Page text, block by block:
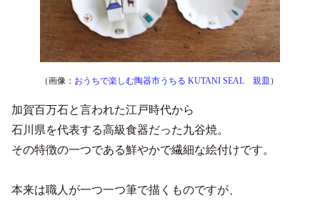
（画像： おうちで楽しむ陶器市うちる KUTANI SEAL 親皿 ）
加賀百万石と言われた江戸時代から
石川県を代表する高級食器だった九谷焼。
その特徴の一つである鮮やかで繊細な絵付けです。
本来は職人が一つ一つ筆で描くものですが、